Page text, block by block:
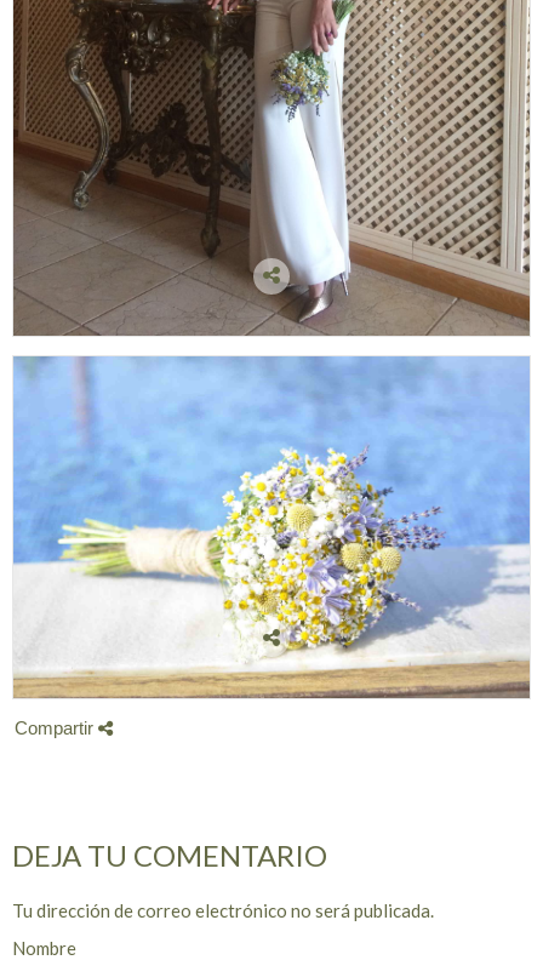
Compartir
DEJA TU COMENTARIO
Tu dirección de correo electrónico no será publicada.
Nombre